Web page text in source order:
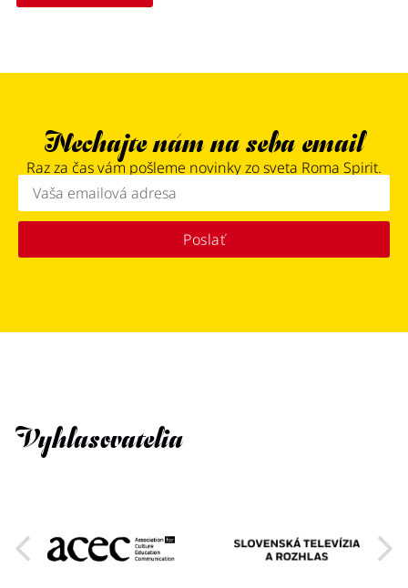
Nechajte nám na seba email
Raz za čas vám pošleme novinky zo sveta Roma Spirit.
Poslať
Vyhlasovatelia